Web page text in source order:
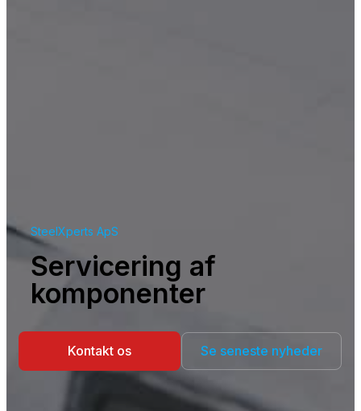
SteelXperts ApS
Servicering af
komponenter
Kontakt os Se seneste nyheder